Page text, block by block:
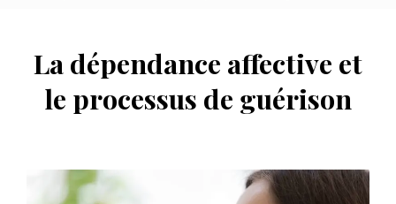
La dépendance affective et
le processus de guérison